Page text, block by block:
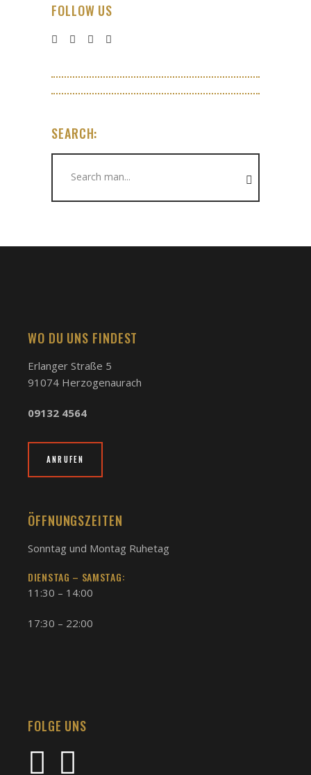
FOLLOW US
SEARCH:
WO DU UNS FINDEST
Erlanger Straße 5
91074 Herzogenaurach
09132 4564
ANRUFEN
ÖFFNUNGSZEITEN
Sonntag und Montag Ruhetag
DIENSTAG – SAMSTAG:
11:30 – 14:00
17:30 – 22:00
FOLGE UNS